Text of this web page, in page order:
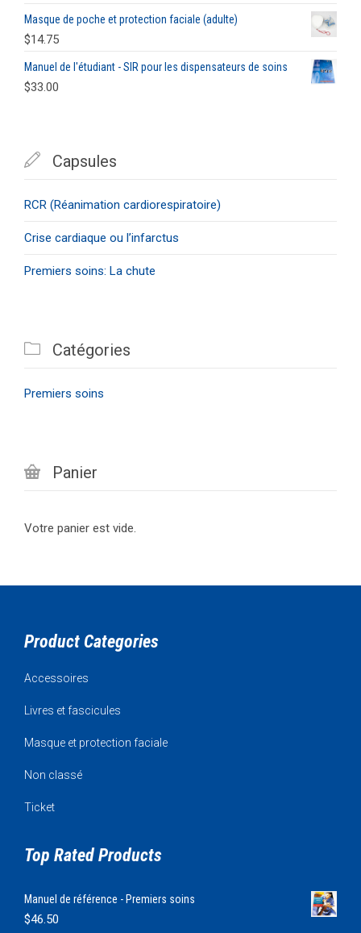
Masque de poche et protection faciale (adulte)
$14.75
Manuel de l'étudiant - SIR pour les dispensateurs de soins
$33.00
 Capsules
RCR (Réanimation cardiorespiratoire)
Crise cardiaque ou l’infarctus
Premiers soins: La chute
 Catégories
Premiers soins
 Panier
Votre panier est vide.
Product Categories
Accessoires
Livres et fascicules
Masque et protection faciale
Non classé
Ticket
Top Rated Products
Manuel de référence - Premiers soins
$46.50